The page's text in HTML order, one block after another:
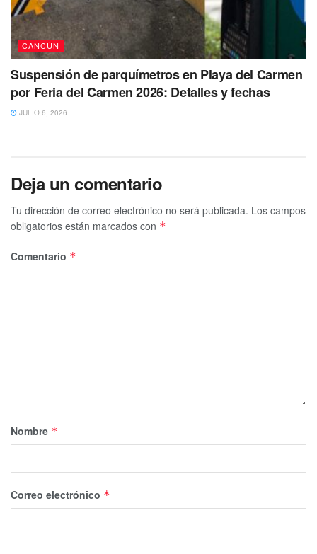
CANCÚN
Suspensión de parquímetros en Playa del Carmen
por Feria del Carmen 2026: Detalles y fechas
JULIO 6, 2026
Deja un comentario
Tu dirección de correo electrónico no será publicada. Los campos
obligatorios están marcados con *
Comentario *
Nombre *
Correo electrónico *